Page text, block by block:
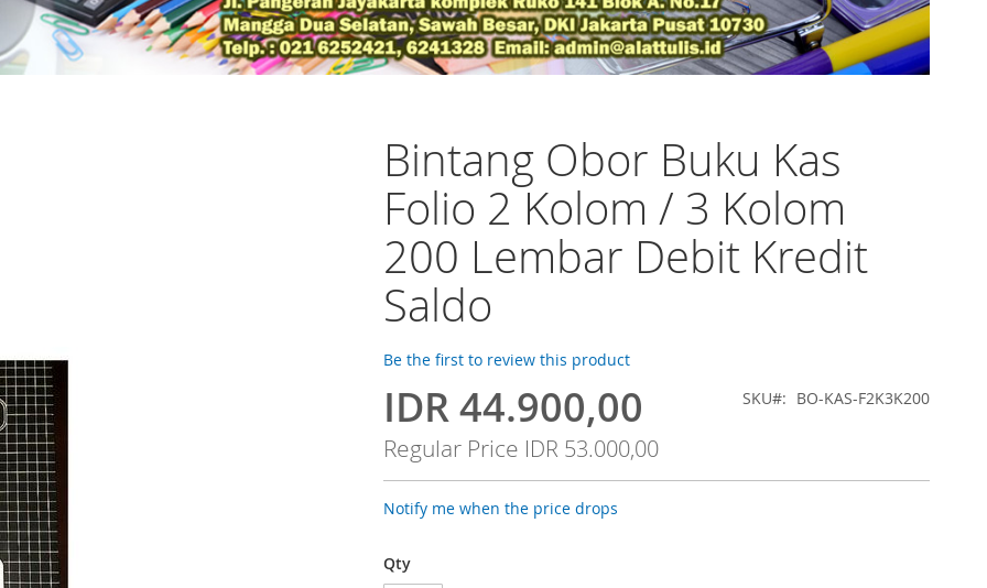
Bintang Obor Buku Kas
Folio 2 Kolom / 3 Kolom
200 Lembar Debit Kredit
Saldo
Be the first to review this product
Special
Price
IDR 44.900,00
Regular Price IDR 53.000,00
SKU BO-KAS-F2K3K200
Notify me when the price drops
Qty